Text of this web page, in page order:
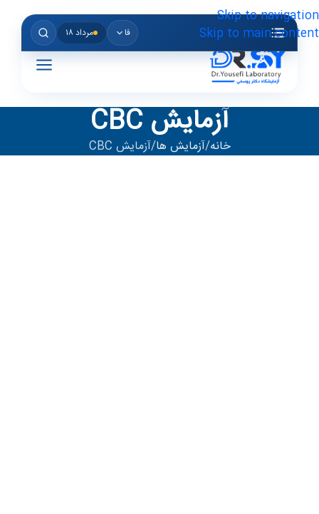
Skip to navigation
Skip to main content
فا مرداد ۱۸
آزمایش CBC
خانه آزمایش ها آزمایش CBC